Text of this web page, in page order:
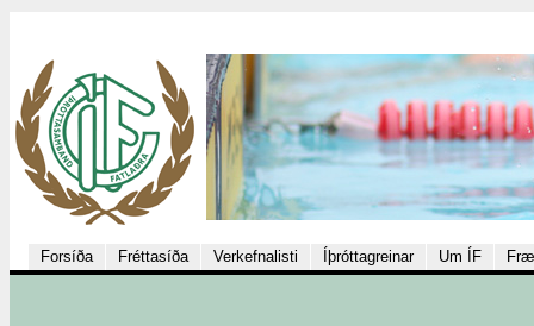
Forsíða Fréttasíða Verkefnalisti Íþróttagreinar Um ÍF